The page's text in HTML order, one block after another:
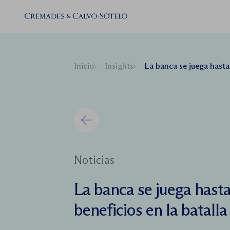
Inicio Insights La banca se juega hasta tres
Noticias
La banca se juega
beneficios en la